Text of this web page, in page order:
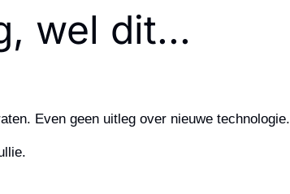
wel dit...
Even geen uitleg over nieuwe technologie.